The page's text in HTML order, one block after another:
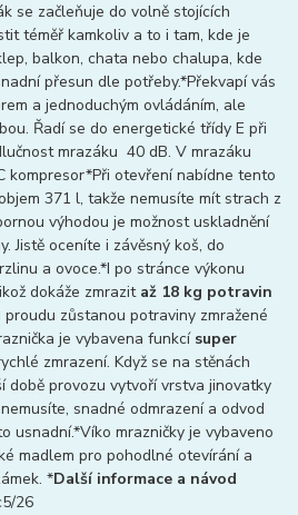
se začleňuje do volně stojících
téměř kamkoliv a to i tam, kde je
balkon, chata nebo chalupa, kde
přesun dle potřeby.*Překvapí vás
a jednoduchým ovládáním, ale
Řadí se do energetické třídy E při
mrazáku 40 dB. V mrazáku
kompresor*Při otevření nabídne tento
371 l, takže nemusíte mít strach z
výhodou je možnost uskladnění
Jistě oceníte i závěsný koš, do
a ovoce.*I po stránce výkonu
dokáže zmrazit až 18 kg potravin
proudu zůstanou potraviny zmražené
je vybavena funkcí super
zmrazení. Když se na stěnách
době provozu vytvoří vrstva jinovatky
snadné odmrazení a odvod
usnadní.*Víko mrazničky je vybaveno
madlem pro pohodlné otevírání a
*Další informace a návod
26